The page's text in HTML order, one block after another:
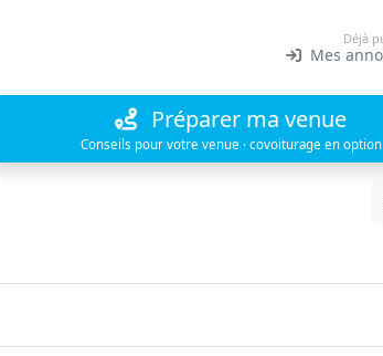
Déjà
Mes
Préparer ma venue
Conseils pour votre venue · covoiturage en option